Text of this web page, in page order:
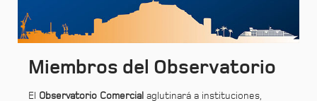
Miembros del Observatorio
El Observatorio Comercial aglutinará a instituciones,